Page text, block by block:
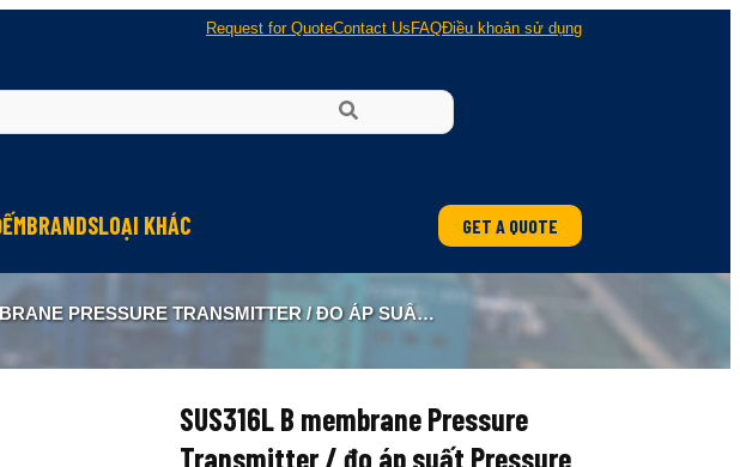
Request for QuoteContact Us FAQĐiều khoản sử dụng
BRANDS
Oriental Motor
KGN
LOẠI KHÁC
Đèn phòng nổ
GET A QUOTE
TRANSMITTER / ĐO ÁP SUẤT PRESSURE SENSOR/ CẢM BIẾN ÁP SUẤT
SUS316L B membrane Pressure
Transmitter / đo áp suất Pressure